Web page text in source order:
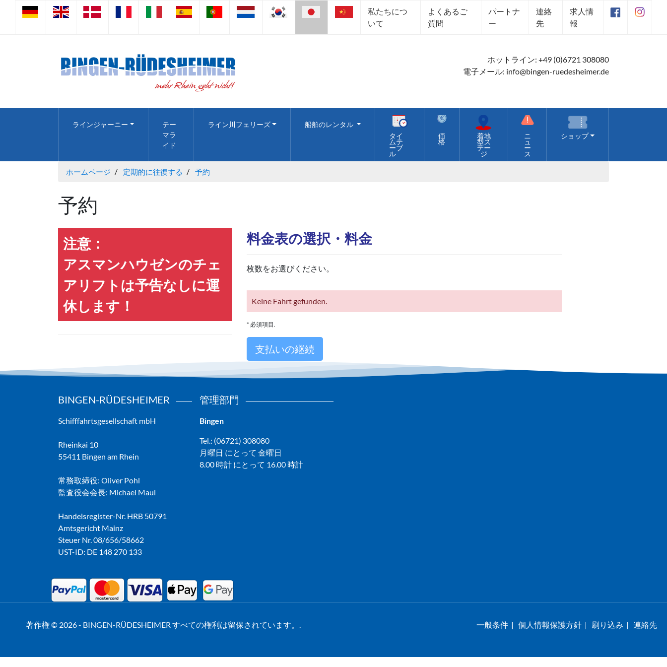
私たちにつ
いて
よくあるご
質問
パートナ
ー
連絡
先
求人情
報
ホットライン: +49 (0)6721 308080
電子メール: info@bingen-ruedesheimer.de
ラインジャーニー
テー
マラ
イド
ライン川フェリーズ
船舶のレンタル
タイ
ムテ
ーブ
ル
価
格
着地
型ス
テー
ジ
ニ
ュ
ー
ス
ショップ
ホームページ 定期的に往復する 予約
予約
注意：
アスマンハウゼンのチェ
アリフトは予告なしに運
休します！
料金表の選択・料金
枚数をお選びください。
Keine Fahrt gefunden.
* 必須項目.
BINGEN-RÜDESHEIMER
Schifffahrtsgesellschaft mbH
Rheinkai 10
55411 Bingen am Rhein
常務取締役: Oliver Pohl
監査役会会長: Michael Maul
Handelsregister-Nr. HRB 50791
Amtsgericht Mainz
Steuer Nr. 08/656/58662
UST-ID: DE 148 270 133
管理部門
Bingen
Tel.: (06721) 308080
月曜日 にとって 金曜日
8.00 時計 にとって 16.00 時計
著作権 © 2026 - BINGEN-RÜDESHEIMER すべての権利は留保されています。. 一般条件 | 個人情報保護方針 | 刷り込み | 連絡先